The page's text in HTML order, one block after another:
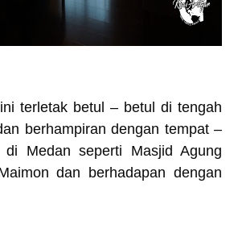
terletak betul – betul di tengah
berhampiran dengan tempat –
di Medan seperti Masjid Agung
dan berhadapan dengan